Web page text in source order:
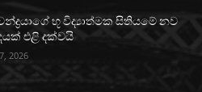
භූ විද්‍යාත්මක සිතියමේ නව
එළි දක්වයි
2026